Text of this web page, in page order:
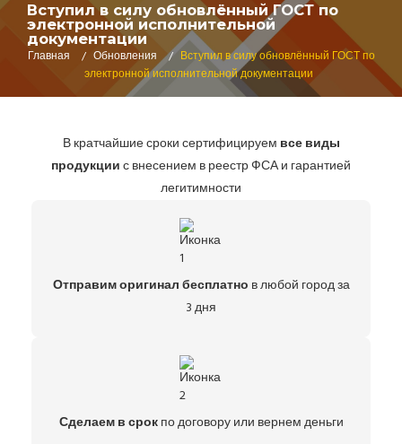
Вступил в силу обновлённый ГОСТ по
электронной исполнительной
документации
Главная
/ Обновления / Вступил в силу обновлённый ГОСТ по
электронной исполнительной документации
В кратчайшие сроки сертифицируем все виды
продукциис внесением в реестр ФСА и гарантией
легитимности
Отправим оригинал бесплатно в любой город за
3 дня
Сделаем в срокпо договору или вернем деньги